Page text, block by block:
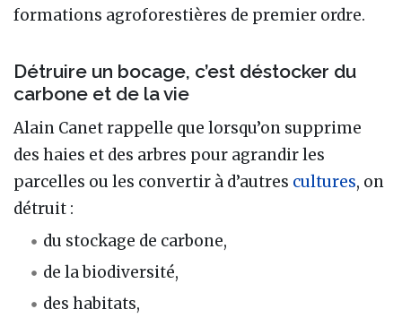
formations agroforestières de premier ordre.
Détruire un bocage, c’est déstocker du
carbone et de la vie
Alain Canet rappelle que lorsqu’on supprime
des haies et des arbres pour agrandir les
parcelles ou les convertir à d’autres cultures, on
détruit :
du stockage de carbone,
de la biodiversité,
des habitats,